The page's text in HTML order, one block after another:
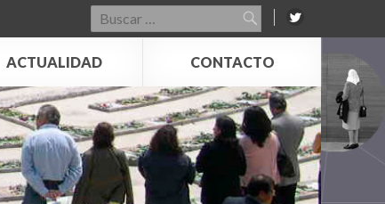
Buscar
por:
ACTUALIDAD CONTACTO